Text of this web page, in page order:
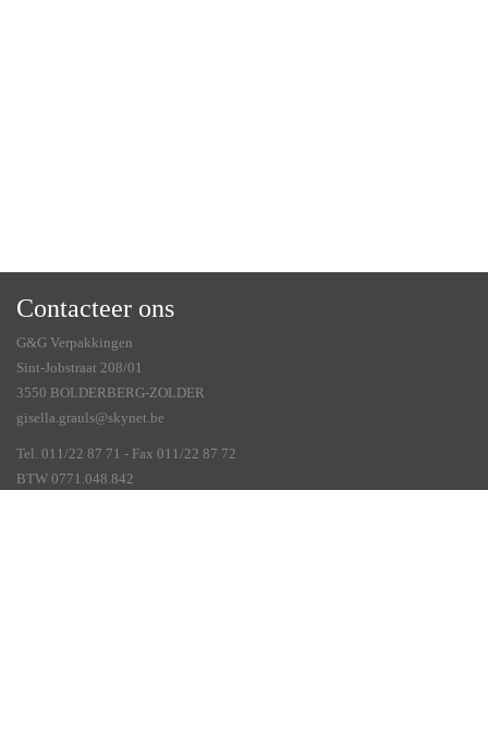
Contacteer ons
G&G Verpakkingen
Sint-Jobstraat 208/01
3550 BOLDERBERG-ZOLDER
gisella.grauls@skynet.be
Tel. 011/22 87 71 - Fax 011/22 87 72
BTW 0771.048.842